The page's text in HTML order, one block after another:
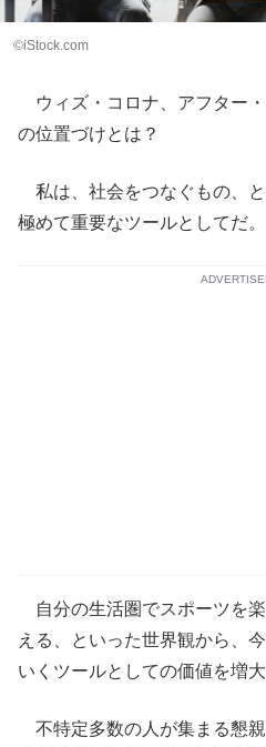
©iStock.com
ウィズ・コロナ、アフター
の位置づけとは？
私は、社会をつなぐもの、
極めて重要なツールとしてだ。
自分の生活圏でスポーツを
える、といった世界観から、
いくツールとしての価値を増
不特定多数の人が集まる懇